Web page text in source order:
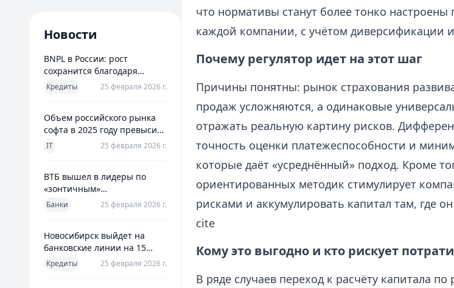
Новости
BNPL в России: рост
сохранится благодаря
новым сценариям
использования
Кредиты 25 февраля 2026 г.
Объем российского рынка
софта в 2025 году превысил
800 млрд рублей
IT 25 февраля 2026 г.
ВТБ вышел в лидеры по
«зонтичным»
поручительствам для МСП
Банки 25 февраля 2026 г.
Новосибирск выйдет на
банковские линии на 15
млрд рублей для закрытия
дефицита
Кредиты 25 февраля 2026 г.
что нормативы станут более тонко настроены
каждой компании, с учётом диверсификации
Почему регулятор идет на этот шаг
Причины понятны: рынок страхования
продаж усложняются, а одинаковые
отражать реальную картину рисков.
точность оценки платежеспособности и
которые даёт «усреднённый» подход. Кроме
ориентированных методик стимулирует
рисками и аккумулировать капитал там, где
cite
Кому это выгодно и кто рискует
В ряде случаев переход к расчёту капитала